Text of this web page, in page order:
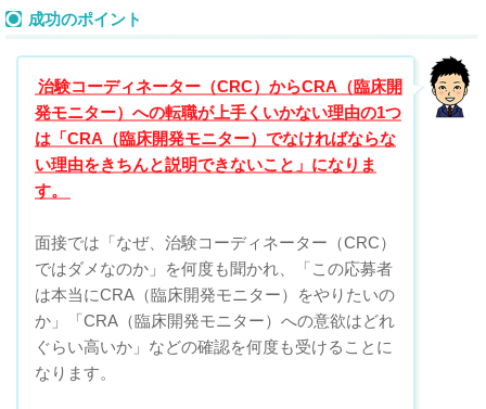
成功のポイント
治験コーディネーター（CRC）からCRA（臨床開
発モニター）への転職が上手くいかない理由の1つ
は「CRA（臨床開発モニター）でなければならな
い理由をきちんと説明できないこと」になりま
す。
面接では「なぜ、治験コーディネーター（CRC）
ではダメなのか」を何度も聞かれ、「この応募者
は本当にCRA（臨床開発モニター）をやりたいの
か」「CRA（臨床開発モニター）への意欲はどれ
ぐらい高いか」などの確認を何度も受けることに
なります。